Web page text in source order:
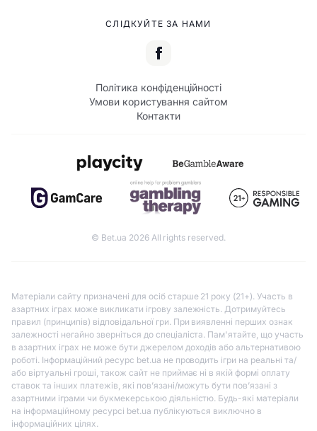
СЛІДКУЙТЕ ЗА НАМИ
Політика конфіденційності
Умови користування сайтом
Контакти
© Bet.ua 2026 All rights reserved.
Матеріали сайту призначені для осіб старше 21 року (21+). Участь в
азартних іграх може викликати ігрову залежність. Дотримуйтесь
правил (принципів) відповідальної гри. При виявленні перших ознак
залежності негайно зверніться до спеціаліста. Пам'ятайте, що участь
в азартних іграх не може бути джерелом доходів або альтернативою
роботі. Інформаційний ресурс bet.ua не проводить ігри на реальні та/
або віртуальні гроші, також сайт не приймає ні в якій формі оплату
ставок та інших платежів, які пов’язані/можуть бути пов’язані з
азартними іграми чи букмекерською діяльністю. Будь-які матеріали
на інформаційному ресурсі bet.ua публікуються виключно в
інформаційних цілях.